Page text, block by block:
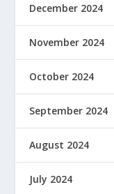
December 2024
November 2024
October 2024
September 2024
August 2024
July 2024